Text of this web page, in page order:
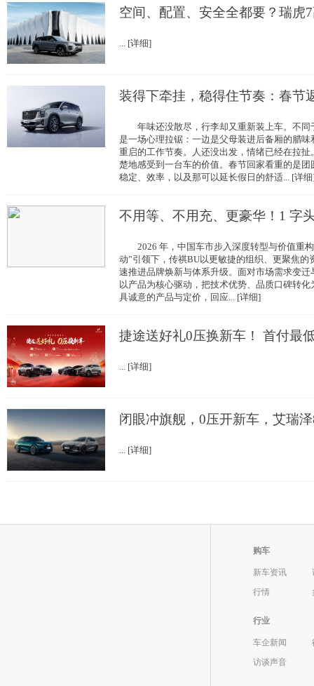
空间、配置、安全全都要？瑞虎
... [详细]
装得下牵挂，稳得住节奏：春节
年味还没散尽，行李却又重新装上车。不同
是一场心理拉锯：一边是父母装进后备厢的腊
重启的工作节奏。人还没出发，情绪已经在拉
楚地感受到一台车的价值。春节回家看重的是
稳定、效率，以及那可以延长假日的舒适... [详
不用等、不用充、更豪华！1 字
2026 年，中国车市步入深度转型与价值重构
动”引领下，传祺BU以更敏捷的组织、更聚焦的
速推进品牌焕新与体系升级。面对市场需求变
以产品为核心驱动，把技术优势、品质口碑转
具诚意的产品与定价，回应... [详细]
捷途送好礼0压换新车！ 首付最
... [详细]
闭眼冲旗舰，0压开新车，艾瑞
... [详细]
购车
新车资讯
行情
行业
车企新闻
访谈声音